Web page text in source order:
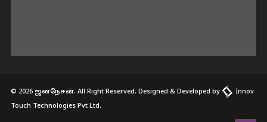
© 2026 ஜனநேசன். All Right Reserved. Designed & Developed by
Innov
Touch Technologies Pvt Ltd.